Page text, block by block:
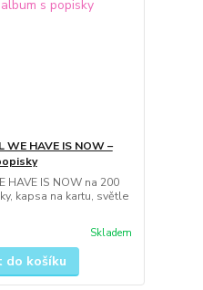
HAVE IS NOW –
IS NOW na 200
kapsa na kartu, světle
Skladem
do košíku